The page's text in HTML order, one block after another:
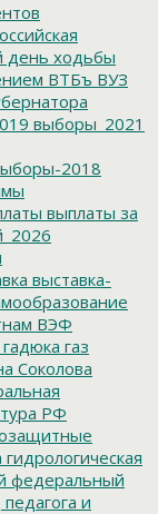
день ходьбы
ВТБъ ВУЗ
выборы_2021
2018
выплаты за
выставка-
ВЭФ
гадюка газ
Соколова
РФ
гидрологическая
федеральный
педагога и